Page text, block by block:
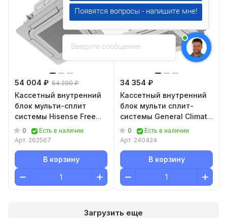
54 004 ₽ 64 290 ₽
Кассетный внутренний
блок мульти-сплит
системы Hisense Free
Match ACT-
18UR4RCC8/PE-QEA/LD
0
Есть в наличии
Арт. 262567
В корзину
34 354 ₽
Кассетный внутренний
блок мульти сплит-
системы General Climate
FREE MULTI 2 GC-
ME4C12HR1(c)
0
Есть в наличии
Арт. 240424
В корзину
Загрузить еще
Введите сообщение
Появятся вопросы - напишите мне!